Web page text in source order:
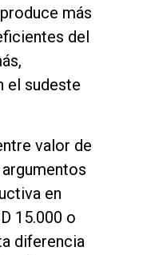
más
del
el sudeste
valor de
en
15.000 o
diferencia